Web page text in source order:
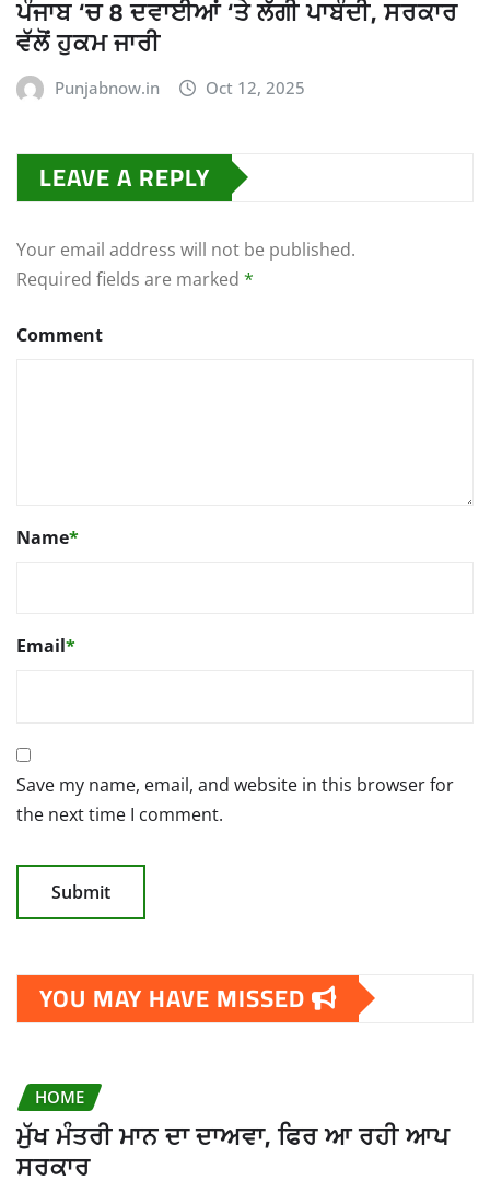
ਪੰਜਾਬ ‘ਚ 8 ਦਵਾਈਆਂ ‘ਤੇ ਲੱਗੀ ਪਾਬੰਦੀ, ਸਰਕਾਰ
ਵੱਲੋਂ ਹੁਕਮ ਜਾਰੀ
Punjabnow.in Oct 12, 2025
LEAVE A REPLY
Your email address will not be published.
Required fields are marked *
Comment
Name*
Email*
Save my name, email, and website in this browser for
the next time I comment.
YOU MAY HAVE MISSED
HOME
ਮੁੱਖ ਮੰਤਰੀ ਮਾਨ ਦਾ ਦਾਅਵਾ, ਫਿਰ ਆ ਰਹੀ ਆਪ
ਸਰਕਾਰ